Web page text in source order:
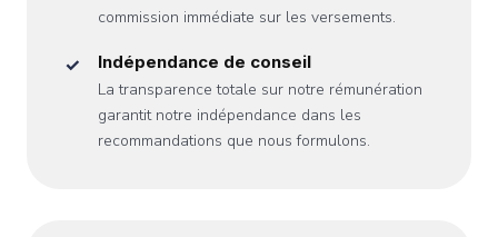
commission immédiate sur les versements.
Indépendance de conseil
La transparence totale sur notre rémunération
garantit notre indépendance dans les
recommandations que nous formulons.